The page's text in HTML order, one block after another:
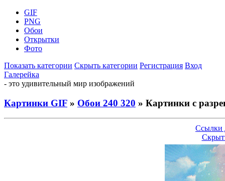
GIF
PNG
Обои
Открытки
Фото
Показать категории Скрыть категории Регистрация Вход
Галерейка
- это удивительный мир изображений
Картинки GIF » Обои 240 320 » Картинки с
Ссылки